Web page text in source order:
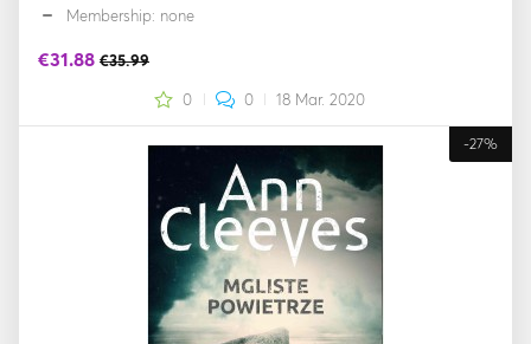
Membership: none
€31.88 €35.99
0 0 18 Mar. 2020
-27%